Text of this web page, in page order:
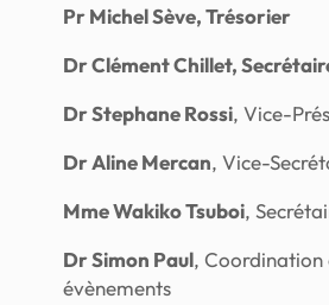
Pr Michel Sève, Trésorier
Dr Clément Chillet,
Dr Stephane Rossi, Vice-
Dr Aline Mercan, Vice-
Mme Wakiko Tsuboi,
Dr Simon Paul, Coordination
évènements